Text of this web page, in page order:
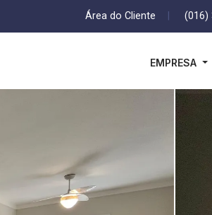
Área do Cliente (016)
EMPRESA